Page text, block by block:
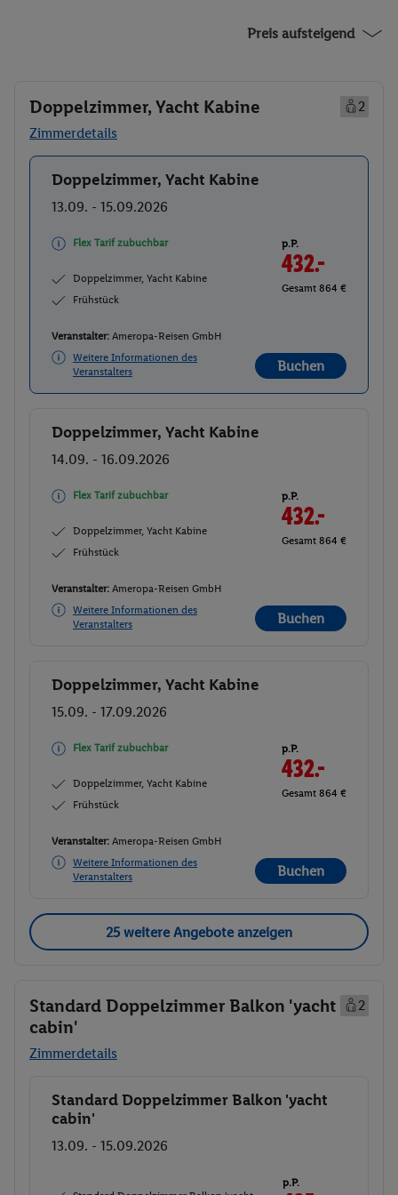
Preis aufsteigend
Doppelzimmer, Yacht Kabine
2
Zimmerdetails
Buchen
Doppelzimmer, Yacht Kabine
13.09. - 15.09.2026
Flex Tarif zubuchbar
Doppelzimmer, Yacht Kabine
Frühstück
p.P.
432.-
Gesamt 864 €
Veranstalter: Ameropa-Reisen GmbH
Weitere Informationen des
Veranstalters
Buchen
Buchen
Doppelzimmer, Yacht Kabine
14.09. - 16.09.2026
Flex Tarif zubuchbar
Doppelzimmer, Yacht Kabine
Frühstück
p.P.
432.-
Gesamt 864 €
Veranstalter: Ameropa-Reisen GmbH
Weitere Informationen des
Veranstalters
Buchen
Buchen
Doppelzimmer, Yacht Kabine
15.09. - 17.09.2026
Flex Tarif zubuchbar
Doppelzimmer, Yacht Kabine
Frühstück
p.P.
432.-
Gesamt 864 €
Veranstalter: Ameropa-Reisen GmbH
Weitere Informationen des
Veranstalters
Buchen
25 weitere Angebote anzeigen
Standard Doppelzimmer Balkon 'yacht
cabin'
2
Zimmerdetails
Buchen
Standard Doppelzimmer Balkon 'yacht
cabin'
13.09. - 15.09.2026
p.P.